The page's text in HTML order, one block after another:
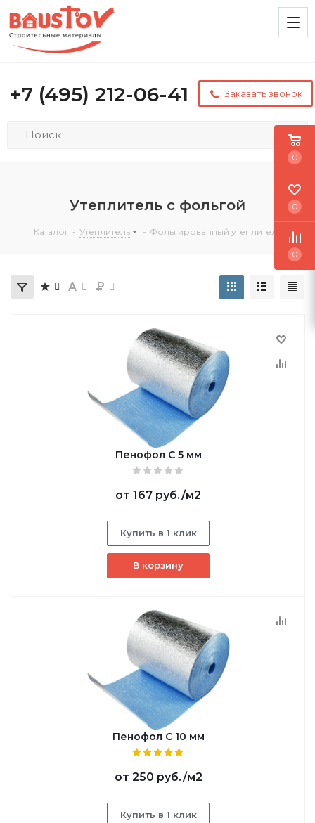
+7 (495) 212-06-41 Заказать звонок
Утеплитель с фольгой
Каталог - Утеплитель - Фольгированный утеплитель
Пенофол С 5 мм
от 167 руб./м2
Купить в 1 клик
В корзину
Пенофол С 10 мм
от 250 руб./м2
Купить в 1 клик
0
0
0